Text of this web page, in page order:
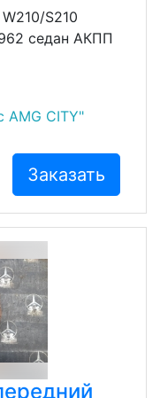
S210
седан АКПП
AMG CITY"
Заказать